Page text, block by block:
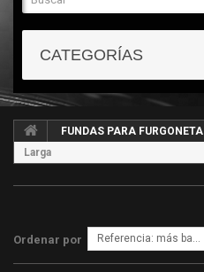
CATEGORÍAS
FUNDAS PARA FURGONETA
Larga
Ordenar por Referencia: más bajo primero